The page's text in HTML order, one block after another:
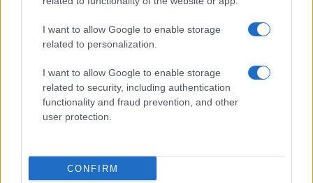
I want to allow Google to enable storage
related to personalization.
I want to allow Google to enable storage
related to security, including authentication
functionality and fraud prevention, and other
user protection.
CONFIRM
Camminare in montagna con i figli: percorsi adatti e
Scopri il paradiso degli sport invernali nella
Bob Dylan in concerto: date e luoghi delle esibizioni
italiane di novembre 2026